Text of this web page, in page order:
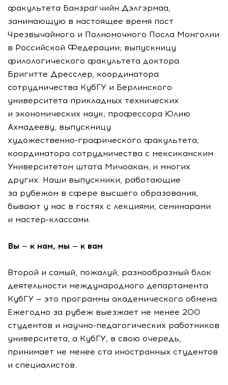
факультета Банзрагчийн Дэлгэрмаа,
занимающую в настоящее время пост
Чрезвычайного и Полномочного Посла Монголии
в Российской Федерации; выпускницу
филологического факультета доктора
Бригитте Дресслер, координатора
сотрудничества КубГУ и Берлинского
университета прикладных технических
и экономических наук; профессора Юлию
Ахмадееву, выпускницу
художественно-графического факультета,
координатора сотрудничества с мексиканским
Университетом штата Мичоакан, и многих
других. Наши выпускники, работающие
за рубежом в сфере высшего образования,
бывают у нас в гостях с лекциями, семинарами
и мастер-классами.
Вы — к нам, мы — к вам
Второй и самый, пожалуй, разнообразный блок
деятельности международного департамента
КубГУ — это программы академического обмена.
Ежегодно за рубеж выезжает не менее 200
студентов и научно-педагогических работников
университета, а КубГУ, в свою очередь,
принимает не менее ста иностранных студентов
и специалистов.